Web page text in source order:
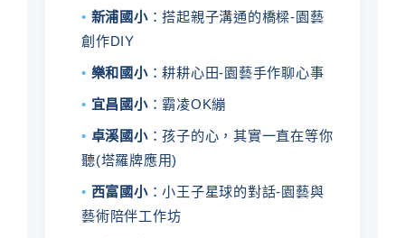
• 新浦國小：搭起親子溝通的橋樑-園藝
創作DIY
• 樂和國小：耕耕心田-園藝手作聊心事
• 宜昌國小：霸凌OK繃
• 卓溪國小：孩子的心，其實一直在等你
聽(塔羅牌應用)
• 西富國小：小王子星球的對話-園藝與
藝術陪伴工作坊